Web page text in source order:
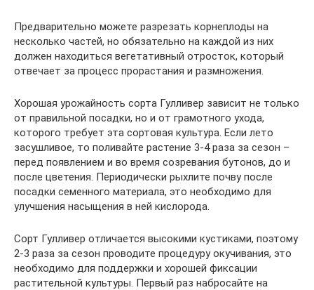
Предварительно можете разрезать корнеплоды на
несколько частей, но обязательно на каждой из них
должен находиться вегетативный отросток, который
отвечает за процесс прорастания и размножения.
Хорошая урожайность сорта Гулливер зависит не только
от правильной посадки, но и от грамотного ухода,
которого требует эта сортовая культура. Если лето
засушливое, то поливайте растение 3-4 раза за сезон –
перед появлением и во время созревания бутонов, до и
после цветения. Периодически рыхлите почву после
посадки семенного материала, это необходимо для
улучшения насыщения в ней кислорода.
Сорт Гулливер отличается высокими кустиками, поэтому
2-3 раза за сезон проводите процедуру окучивания, это
необходимо для поддержки и хорошей фиксации
растительной культуры. Первый раз набросайте на